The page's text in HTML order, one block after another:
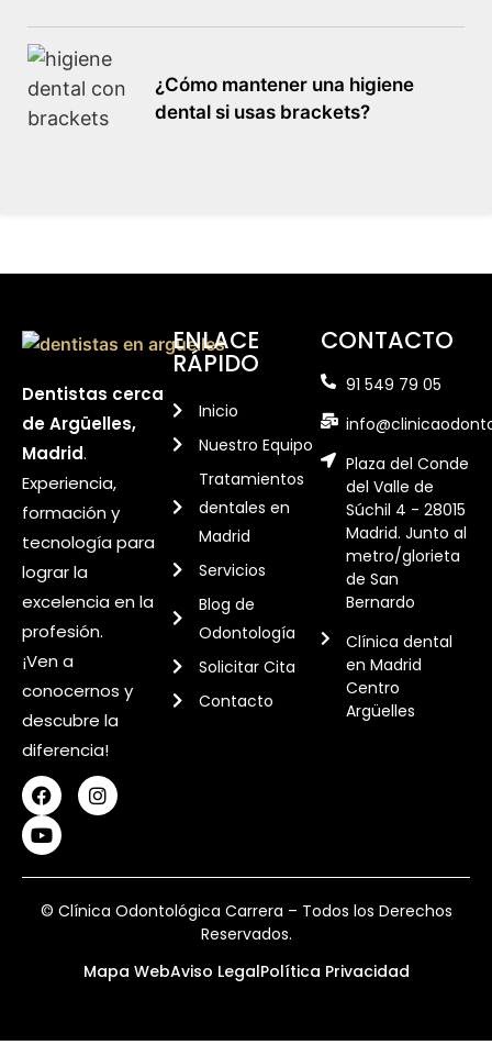
¿Cómo mantener una higiene
dental si usas brackets?
Dentistas cerca
de Argüelles,
Madrid.
Experiencia,
formación y
tecnología para
lograr la
excelencia en la
profesión.
¡Ven a
conocernos y
descubre la
diferencia!
ENLACE
RÁPIDO
Inicio
Nuestro Equipo
Tratamientos
dentales en
Madrid
Servicios
Blog de
Odontología
Solicitar Cita
Contacto
CONTACTO
91 549 79 05
Plaza del Conde
del Valle de
Súchil 4 - 28015
Madrid. Junto al
metro/glorieta
de San
Bernardo
Clínica dental
en Madrid
Centro
Argüelles
© Clínica Odontológica Carrera – Todos los Derechos
Reservados.
Mapa WebAviso LegalPolítica Privacidad